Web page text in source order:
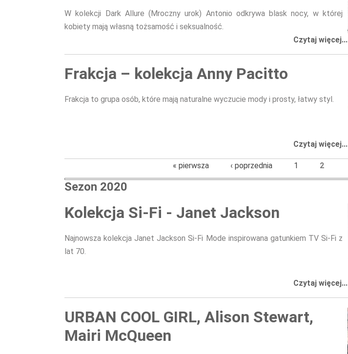
W kolekcji Dark Allure (Mroczny urok) Antonio odkrywa blask nocy, w której
kobiety mają własną tożsamość i seksualność.
Czytaj więcej...
Frakcja – kolekcja Anny Pacitto
Frakcja to grupa osób, które mają naturalne wyczucie mody i prosty, łatwy styl.
Czytaj więcej...
« pierwsza ‹ poprzednia 1 2
Sezon 2020
Kolekcja Si-Fi - Janet Jackson
Najnowsza kolekcja Janet Jackson Si-Fi Mode inspirowana gatunkiem TV Si-Fi z
lat 70.
Czytaj więcej...
URBAN COOL GIRL, Alison Stewart,
Mairi McQueen